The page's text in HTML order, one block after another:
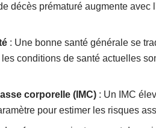
décès prématuré augmente
: Une bonne santé générale se
conditions de santé actuelles
corporelle (IMC) : Un IMC
pour estimer les risques